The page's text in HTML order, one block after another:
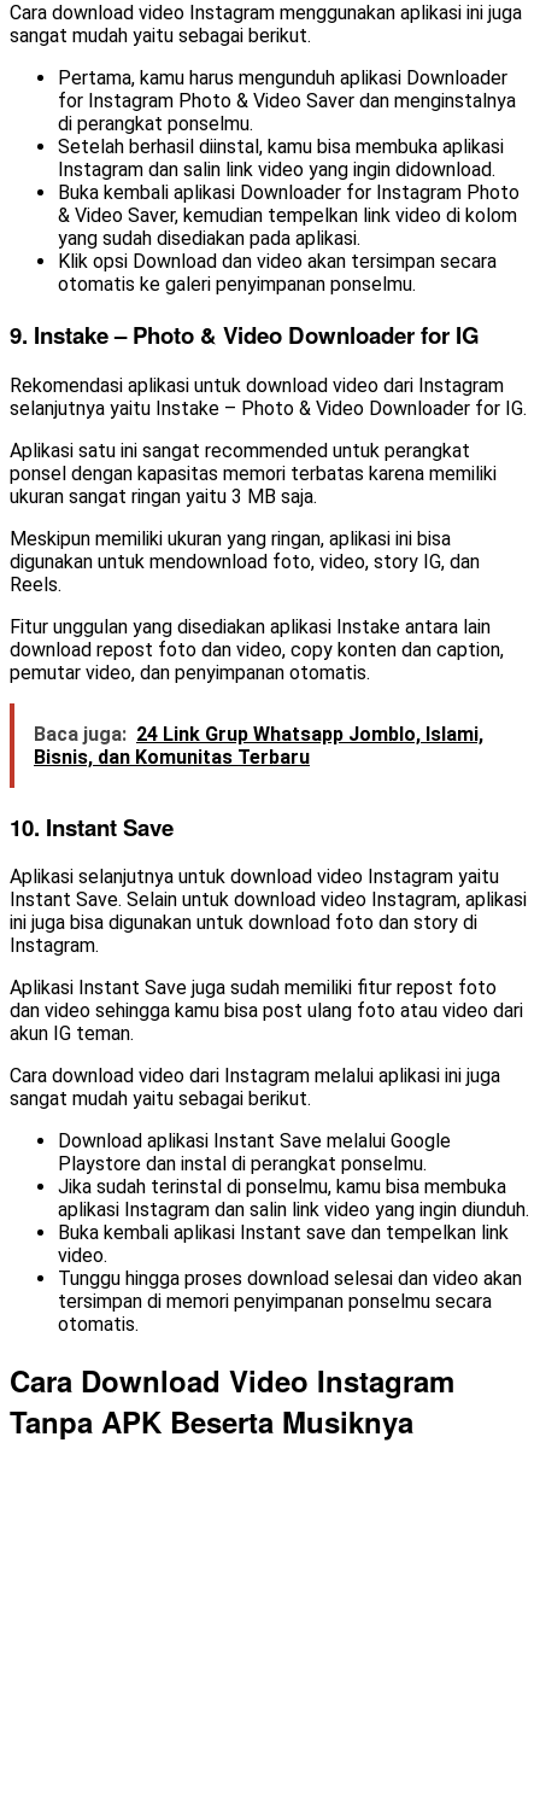
Cara download video Instagram menggunakan aplikasi ini juga
sangat mudah yaitu sebagai berikut.
Pertama, kamu harus mengunduh aplikasi Downloader
for Instagram Photo & Video Saver dan menginstalnya
di perangkat ponselmu.
Setelah berhasil diinstal, kamu bisa membuka aplikasi
Instagram dan salin link video yang ingin didownload.
Buka kembali aplikasi Downloader for Instagram Photo
& Video Saver, kemudian tempelkan link video di kolom
yang sudah disediakan pada aplikasi.
Klik opsi Download dan video akan tersimpan secara
otomatis ke galeri penyimpanan ponselmu.
9. Instake – Photo & Video Downloader for IG
Rekomendasi aplikasi untuk download video dari Instagram
selanjutnya yaitu Instake – Photo & Video Downloader for IG.
Aplikasi satu ini sangat recommended untuk perangkat
ponsel dengan kapasitas memori terbatas karena memiliki
ukuran sangat ringan yaitu 3 MB saja.
Meskipun memiliki ukuran yang ringan, aplikasi ini bisa
digunakan untuk mendownload foto, video, story IG, dan
Reels.
Fitur unggulan yang disediakan aplikasi Instake antara lain
download repost foto dan video, copy konten dan caption,
pemutar video, dan penyimpanan otomatis.
Baca juga: 24 Link Grup Whatsapp Jomblo, Islami,
Bisnis, dan Komunitas Terbaru
10. Instant Save
Aplikasi selanjutnya untuk download video Instagram yaitu
Instant Save. Selain untuk download video Instagram, aplikasi
ini juga bisa digunakan untuk download foto dan story di
Instagram.
Aplikasi Instant Save juga sudah memiliki fitur repost foto
dan video sehingga kamu bisa post ulang foto atau video dari
akun IG teman.
Cara download video dari Instagram melalui aplikasi ini juga
sangat mudah yaitu sebagai berikut.
Download aplikasi Instant Save melalui Google
Playstore dan instal di perangkat ponselmu.
Jika sudah terinstal di ponselmu, kamu bisa membuka
aplikasi Instagram dan salin link video yang ingin diunduh.
Buka kembali aplikasi Instant save dan tempelkan link
video.
Tunggu hingga proses download selesai dan video akan
tersimpan di memori penyimpanan ponselmu secara
otomatis.
Cara Download Video Instagram
Tanpa APK Beserta Musiknya